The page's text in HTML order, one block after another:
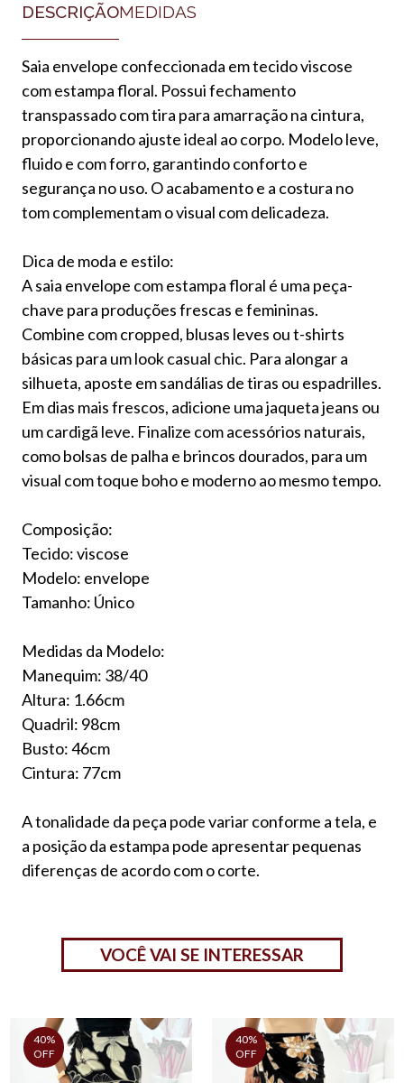
DESCRIÇÃOMEDIDAS
Saia envelope confeccionada em tecido viscose
com estampa floral. Possui fechamento
transpassado com tira para amarração na cintura,
proporcionando ajuste ideal ao corpo. Modelo leve,
fluido e com forro, garantindo conforto e
segurança no uso. O acabamento e a costura no
tom complementam o visual com delicadeza.
Dica de moda e estilo:
A saia envelope com estampa floral é uma peça-
chave para produções frescas e femininas.
Combine com cropped, blusas leves ou t-shirts
básicas para um look casual chic. Para alongar a
silhueta, aposte em sandálias de tiras ou espadrilles.
Em dias mais frescos, adicione uma jaqueta jeans ou
um cardigã leve. Finalize com acessórios naturais,
como bolsas de palha e brincos dourados, para um
visual com toque boho e moderno ao mesmo tempo.
Composição:
Tecido: viscose
Modelo: envelope
Tamanho: Único
Medidas da Modelo:
Manequim: 38/40
Altura: 1.66cm
Quadril: 98cm
Busto: 46cm
Cintura: 77cm
A tonalidade da peça pode variar conforme a tela, e
a posição da estampa pode apresentar pequenas
diferenças de acordo com o corte.
VOCÊ VAI SE INTERESSAR
40%
OFF
40%
OFF